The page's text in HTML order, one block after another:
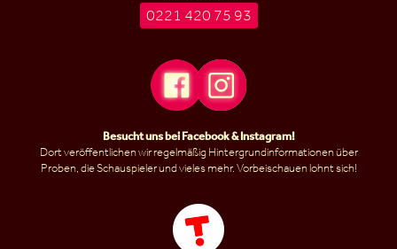
0221 420 75 93
Besucht uns beiFacebook&Instagram!
Dort veröffentlichen wir regelmäßig Hintergrundinformationen über
Proben, die Schauspieler und vieles mehr. Vorbeischauen lohnt sich!